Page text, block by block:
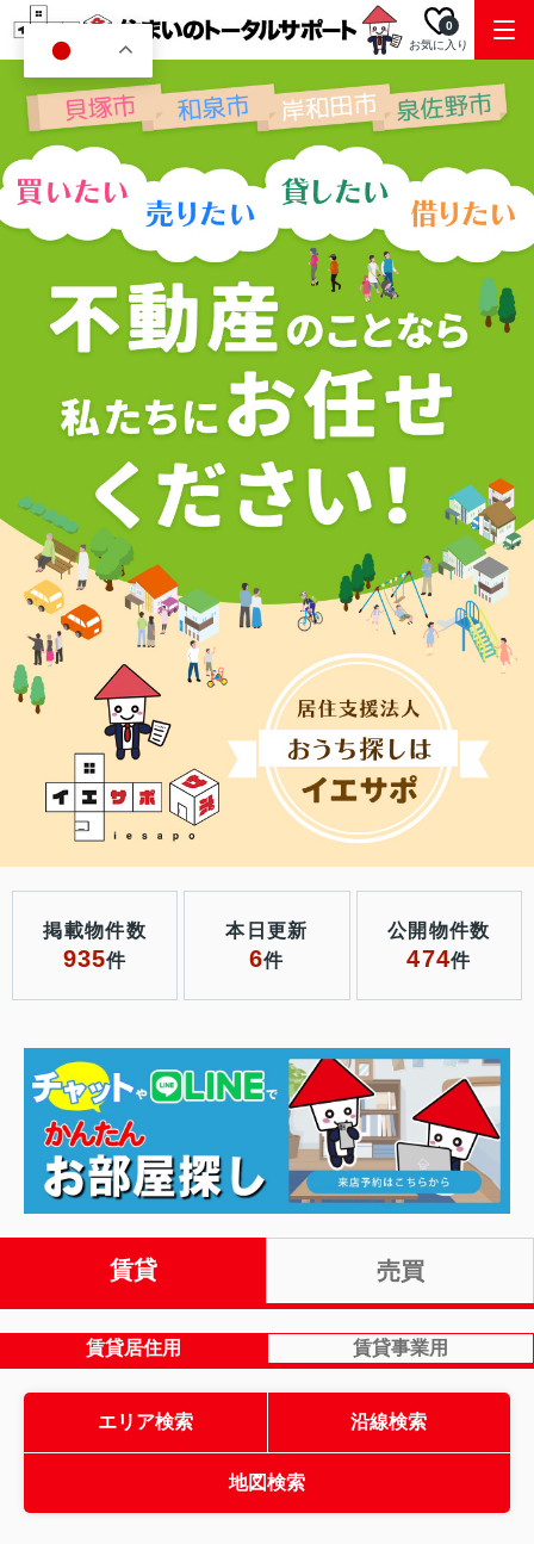
お気に入り
0
掲載物件数
935件
本日更新
6件
公開物件数
474件
賃貸 売買
賃貸居住用 賃貸事業用
エリア検索 沿線検索
地図検索